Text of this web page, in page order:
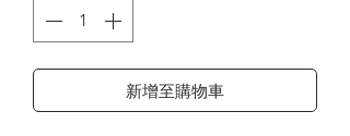
新增至購物車